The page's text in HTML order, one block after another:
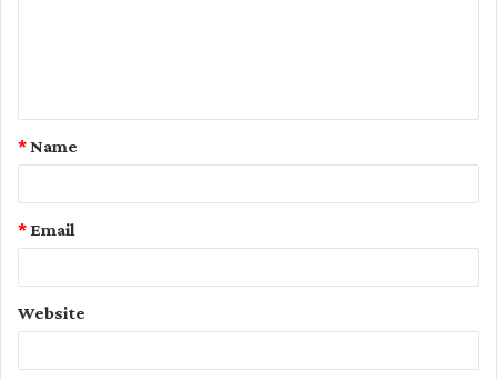
t
Name
*
Email
*
Website